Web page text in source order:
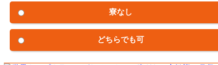
寮なし
どちらでも可